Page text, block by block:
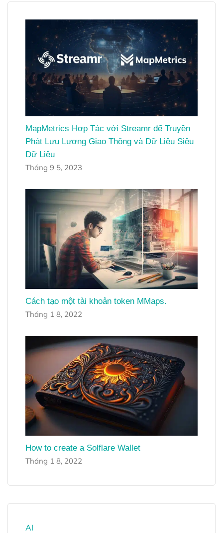
MapMetrics Hợp Tác với Streamr để Truyền
Phát Lưu Lượng Giao Thông và Dữ Liệu Siêu
Dữ Liệu
Tháng 9 5, 2023
Cách tạo một tài khoản token MMaps.
Tháng 1 8, 2022
How to create a Solflare Wallet
Tháng 1 8, 2022
AI